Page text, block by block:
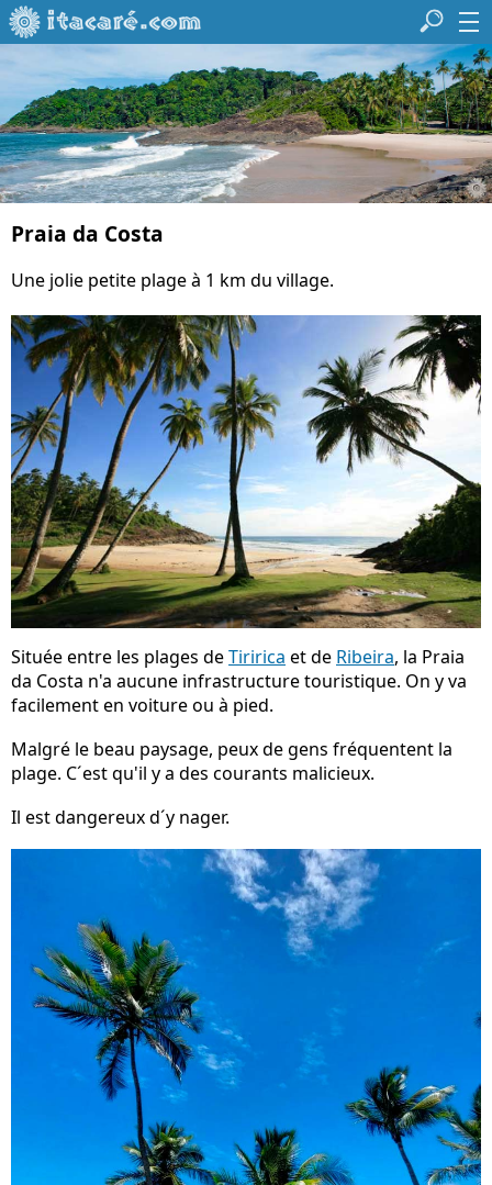
Praia da Costa
Une jolie petite plage à 1 km du village.
Située entre les plages deTiririca et de Ribeira, la Praia
da Costa n'a aucune infrastructure touristique. On y va
facilement en voiture ou à pied.
Malgré le beau paysage, peux de gens fréquentent la
plage. C´est qu'il y a des courants malicieux.
Il est dangereux d´y nager.